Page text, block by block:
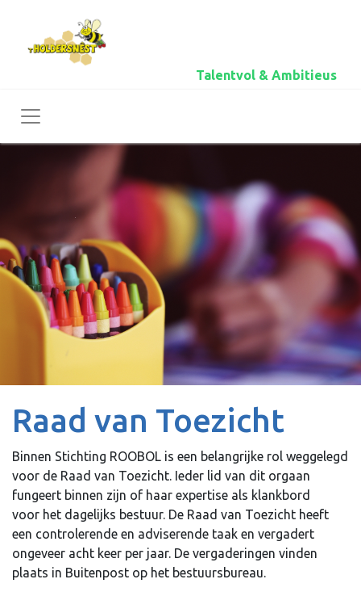
Talentvol & Ambitieus
Toggle navigation
Raad van Toezicht
Binnen Stichting ROOBOL is een belangrijke rol weggelegd
voor de Raad van Toezicht. Ieder lid van dit orgaan
fungeert binnen zijn of haar expertise als klankbord
voor het dagelijks bestuur. De Raad van Toezicht heeft
een controlerende en adviserende taak en vergadert
ongeveer acht keer per jaar. De vergaderingen vinden
plaats in Buitenpost op het bestuursbureau.